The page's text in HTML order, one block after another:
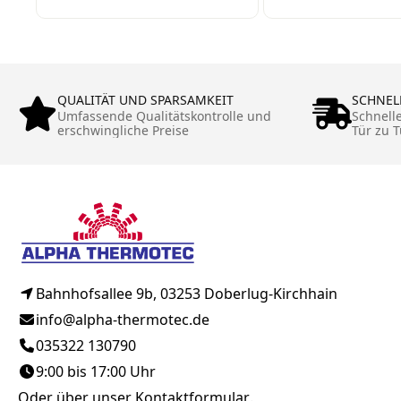
QUALITÄT UND SPARSAMKEIT
Umfassende Qualitätskontrolle und
erschwingliche Preise
Tür zu
Bahnhofsallee 9b, 03253 Doberlug-Kirchhain
info@alpha-thermotec.de
035322 130790
9:00 bis 17:00 Uhr
Oder über unser Kontaktformular